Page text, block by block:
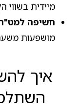
מיידית בשווי
חשיפה
מושפעות
איך